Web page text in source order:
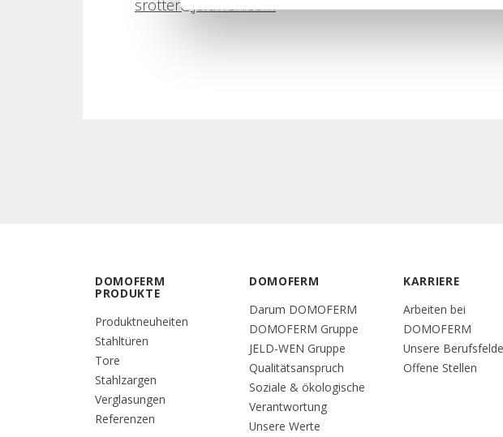
srotter@jeldwen.com
DOMOFERM
PRODUKTE
Produktneuheiten
Stahltüren
Tore
Stahlzargen
Verglasungen
Referenzen
DOMOFERM
Darum DOMOFERM
DOMOFERM Gruppe
JELD-WEN Gruppe
Qualitätsanspruch
Soziale & ökologische
Verantwortung
Unsere Werte
KARRIERE
Arbeiten bei
DOMOFERM
Unsere
Offene Stellen